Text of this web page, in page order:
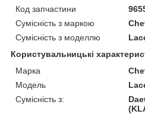
Код запчастини
Сумісність з маркою
Сумісність з моделлю
Користувальницькі
Марка
Модель
Сумісність з: